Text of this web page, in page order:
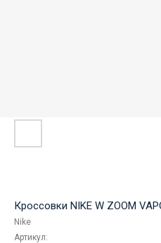
Кроссовки NIKE W ZOOM
Nike
Артикул: